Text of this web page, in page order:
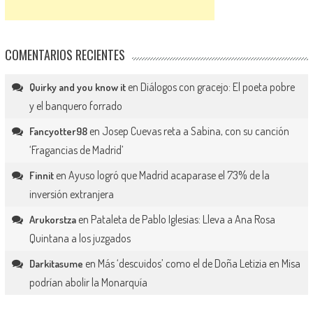
COMENTARIOS RECIENTES
Quirky and you know iten Diálogos con gracejo: El poeta pobre
y el banquero forrado
Fancyotter98en Josep Cuevas reta a Sabina, con su canción
‘Fragancias de Madrid’
Finniten Ayuso logró que Madrid acaparase el 73% de la
inversión extranjera
Arukorstzaen Pataleta de Pablo Iglesias: Lleva a Ana Rosa
Quintana a los juzgados
Darkitasume en Más ‘descuidos’ como el de Doña Letizia en Misa
podrían abolir la Monarquía